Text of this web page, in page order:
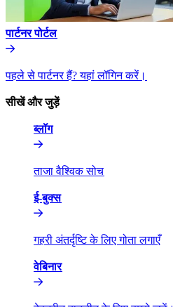
पार्टनर पोर्टल​​
पहले से पार्टनर हैं? यहां लॉगिन करें।​​
सीखें और जुड़ें​​
ब्लॉग​​
ताजा वैश्विक सोच​​
ई-बुक्स​​
गहरी अंतर्दृष्टि के लिए गोता लगाएँ​​
वेबिनार​​